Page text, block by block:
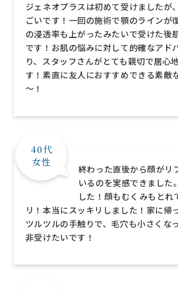
ジェネオプラスは初めて受けましたが
ごいです！一回の施術で顎のラインが
の浸透率も上がったみたいで受けた後
です！お肌の悩みに対して的確なアド
り、スタッフさんがとても親切で居心
す！素直に友人におすすめできる素敵
～！
40代
女性
終わった直後から顔がリ
いるのを実感できました
した！顔もむくみもとれ
リ！本当にスッキリしました！家に帰
ツルツルの手触りで、毛穴も小さくな
非受けたいです！